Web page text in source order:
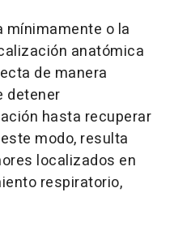
mínimamente o la
anatómica
de manera
detener
hasta recuperar
modo, resulta
localizados en
respiratorio,